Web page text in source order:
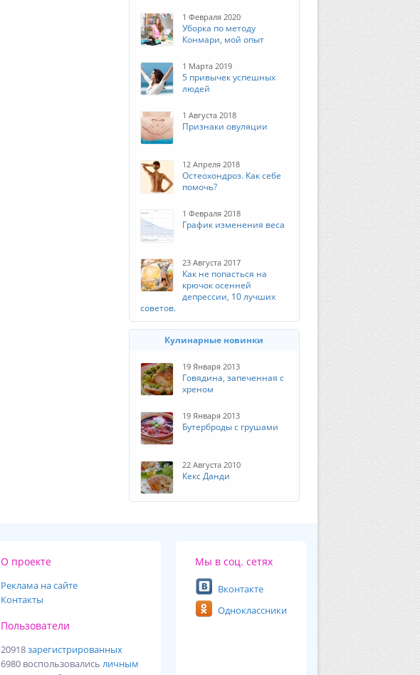
1 Февраля 2020
Уборка по методу
Конмари, мой опыт
1 Марта 2019
5 привычек успешных
людей
1 Августа 2018
Признаки овуляции
12 Апреля 2018
Остеохондроз. Как себе
помочь?
1 Февраля 2018
График изменения веса
23 Августа 2017
Как не попасться на
крючок осенней
депрессии, 10 лучших
советов.
Кулинарные новинки
19 Января 2013
Говядина, запеченная с
хреном
19 Января 2013
Бутерброды с грушами
22 Августа 2010
Кекс Данди
О проекте
Реклама на сайте
Контакты
Пользователи
20918зарегистрированных
6980 воспользовалисьличным
Мы в соц. сетях
Вконтакте
Одноклассники